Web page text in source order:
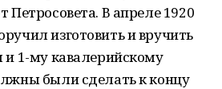
Петросовета. В апреле 1920
изготовить и вручить
и 1-му кавалерийскому
были сделать к концу